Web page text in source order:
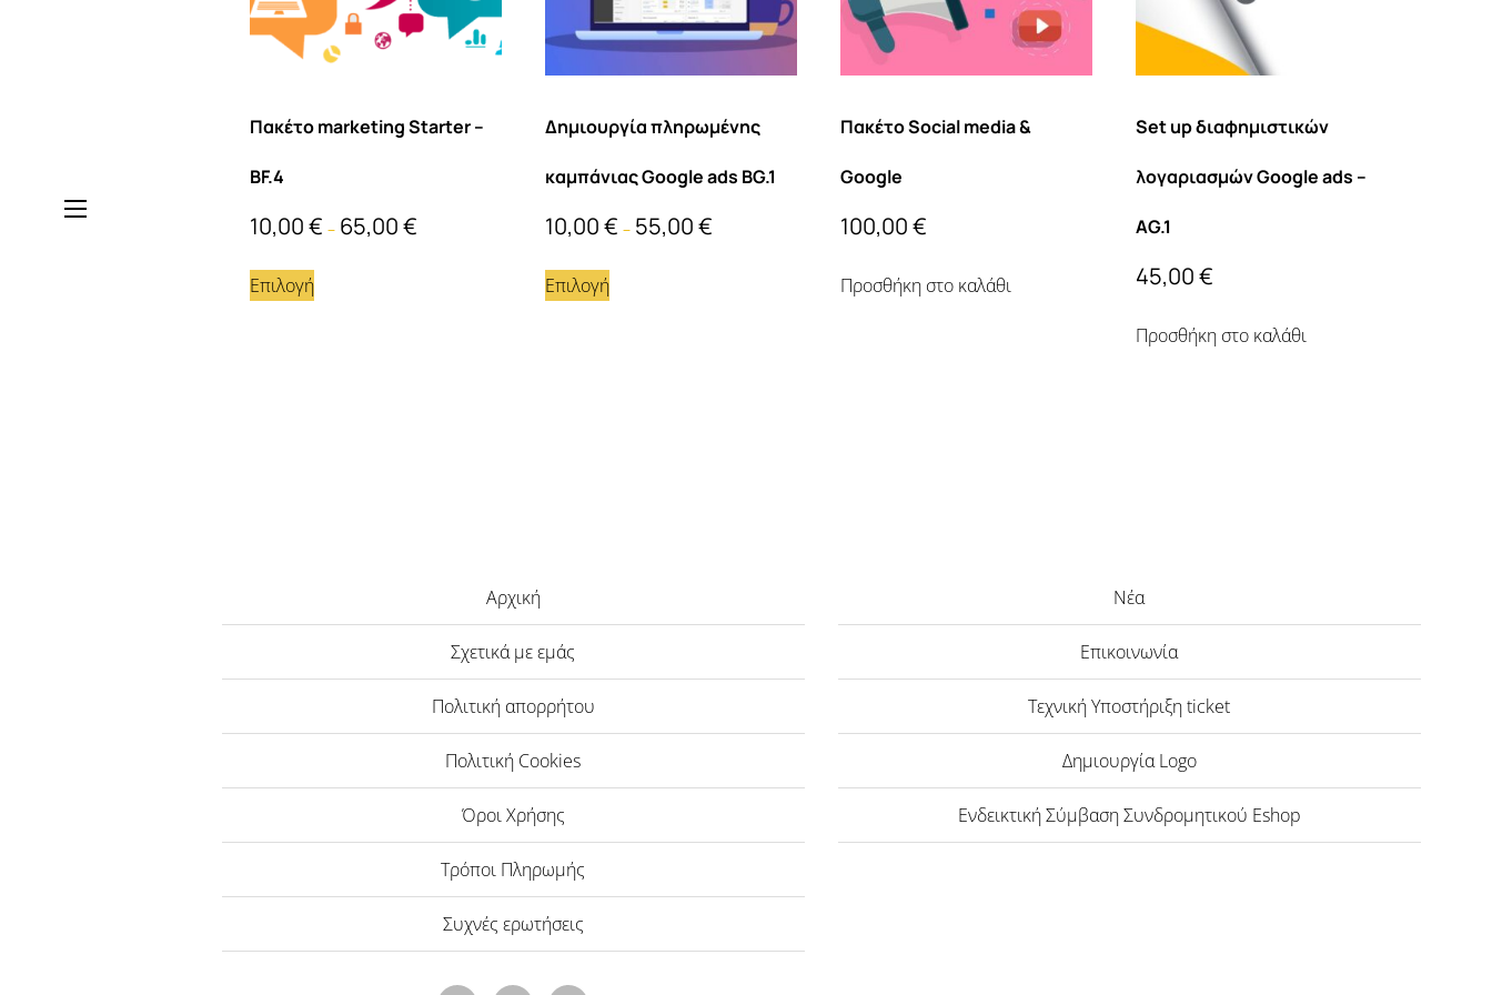
Πακέτο marketing Starter –
BF.4
10,00€ – 65,00€
Επιλογή
Δημιουργία πληρωμένης
καμπάνιας Google ads BG.1
10,00€ – 55,00€
Επιλογή
Πακέτο Social media &
Google
100,00€
Προσθήκη στο καλάθι
Set up διαφημιστικών
λογαριασμών Google ads –
AG.1
45,00€
Προσθήκη στο καλάθι
Αρχική
Σχετικά με εμάς
Πολιτική απορρήτου
Πολιτική Cookies
Όροι Χρήσης
Τρόποι Πληρωμής
Συχνές ερωτήσεις
Νέα
Επικοινωνία
Τεχνική Υποστήριξη ticket
Δημιουργία Logo
Ενδεικτική Σύμβαση Συνδρομητικού Eshop